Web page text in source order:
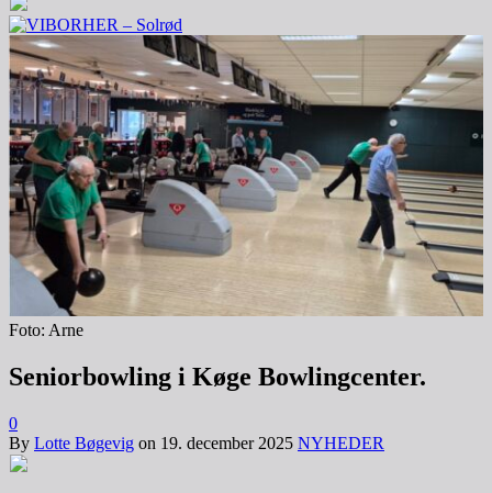
Foto: Arne
Seniorbowling i Køge Bowlingcenter.
0
By Lotte Bøgevig on 19. december 2025 NYHEDER